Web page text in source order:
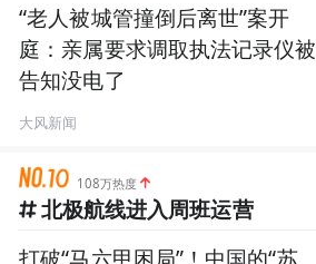
“老人被城管撞倒后离世”案开
庭：亲属要求调取执法记录仪被
告知没电了
大风新闻
108万热度
北极航线进入周班运营
打破“马六甲困局”！中国的“苏